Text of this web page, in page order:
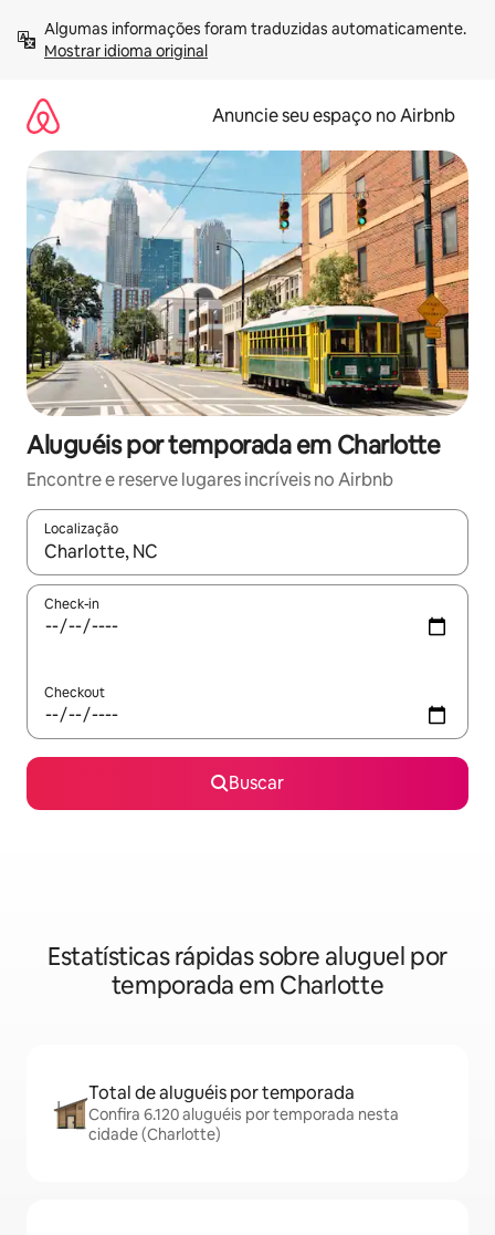
para
Mostrar idioma original
Anuncie seu espaço no Airbnb
Aluguéis por temporada em Charlotte
Encontre e reserve lugares incríveis no Airbnb
Localização
Quando os resultados estiverem disponíveis, explore-os
Check-in
Checkout
Buscar
Estatísticas rápidas sobre aluguel por
temporada em Charlotte
Total de aluguéis por temporada
Confira 6.120 aluguéis por temporada nesta
cidade (Charlotte)